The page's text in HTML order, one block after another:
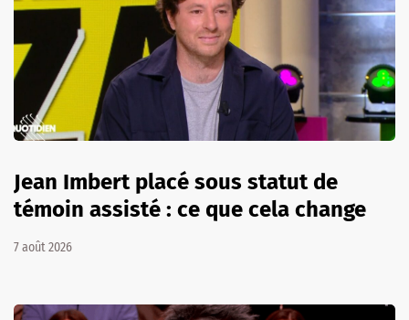
Jean Imbert placé sous statut de
témoin assisté : ce que cela change
7 août 2026